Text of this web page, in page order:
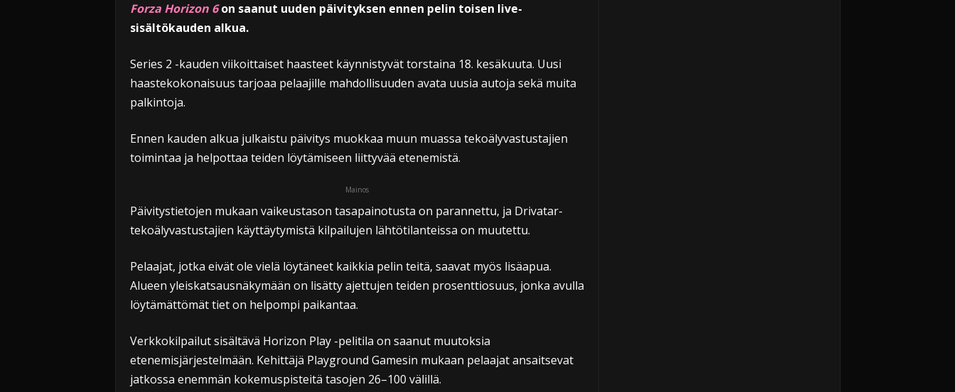
Forza Horizon 6on saanut uuden päivityksen ennen pelin toisen live-
sisältökauden alkua.
Series 2 -kauden viikoittaiset haasteet käynnistyvät torstaina 18. kesäkuuta. Uusi
haastekokonaisuus tarjoaa pelaajille mahdollisuuden avata uusia autoja sekä muita
palkintoja.
Ennen kauden alkua julkaistu päivitys muokkaa muun muassa tekoälyvastustajien
toimintaa ja helpottaa teiden löytämiseen liittyvää etenemistä.
Mainos
Päivitystietojen mukaan vaikeustason tasapainotusta on parannettu, ja Drivatar-
tekoälyvastustajien käyttäytymistä kilpailujen lähtötilanteissa on muutettu.
Pelaajat, jotka eivät ole vielä löytäneet kaikkia pelin teitä, saavat myös lisäapua.
Alueen yleiskatsausnäkymään on lisätty ajettujen teiden prosenttiosuus, jonka avulla
löytämättömät tiet on helpompi paikantaa.
Verkkokilpailut sisältävä Horizon Play -pelitila on saanut muutoksia
etenemisjärjestelmään. Kehittäjä Playground Gamesin mukaan pelaajat ansaitsevat
jatkossa enemmän kokemuspisteitä tasojen 26–100 välillä.